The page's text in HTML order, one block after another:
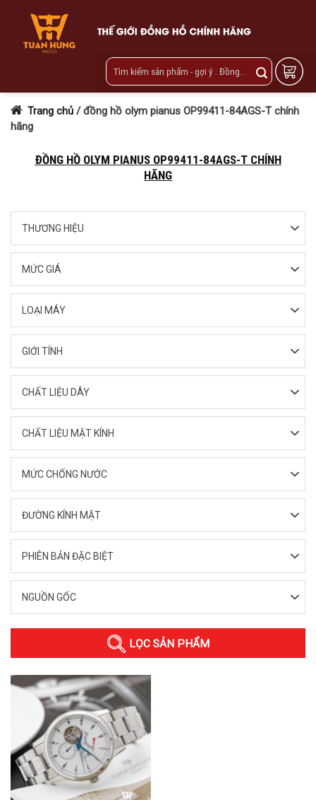
content
Trang chủ /đồng hồ olym pianus OP99411-84AGS-T chính
hãng
ĐỒNG HỒ OLYM PIANUS OP99411-84AGS-T CHÍNH
HÃNG
THƯƠNG HIỆU
MỨC GIÁ
LOẠI MÁY
GIỚI TÍNH
CHẤT LIỆU DÂY
CHẤT LIỆU MẶT KÍNH
MỨC CHỐNG NƯỚC
ĐƯỜNG KÍNH MẶT
PHIÊN BẢN ĐẶC BIỆT
NGUỒN GỐC
LỌC SẢN PHẨM